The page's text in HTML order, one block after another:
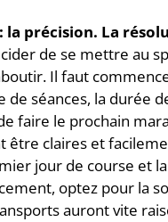
la précision. La
de se mettre au
Il faut
séances, la durée
faire le prochain
être claires et
jour de course et
optez pour la
auront vite